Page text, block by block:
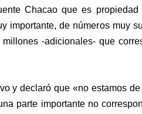
Chacao que es propiedad
importante, de números muy
-adicionales- que
y declaró que «no estamos
parte importante no